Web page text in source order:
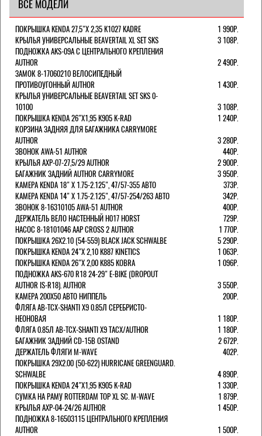
ВСЕ МОДЕЛИ
ПОКРЫШКА KENDA 27,5"Х 2,35 K1027 KADRE
1 990Р.
КРЫЛЬЯ УНИВЕРСАЛЬНЫЕ BEAVERTAIL XL SET SKS
3 108Р.
ПОДНОЖКА AKS-09A C ЦЕНТРАЛЬНОГО КРЕПЛЕНИЯ
AUTHOR
2 490Р.
ЗАМОК 8-17060210 ВЕЛОСИПЕДНЫЙ
ПРОТИВОУГОННЫЙ AUTHOR
1 430Р.
КРЫЛЬЯ УНИВЕРСАЛЬНЫЕ BEAVERTAIL SET SKS 0-
10100
3 108Р.
ПОКРЫШКА KENDA 26"Х1,95 K905 K-RAD
1 240Р.
КОРЗИНА ЗАДНЯЯ ДЛЯ БАГАЖНИКА CARRYMORE
AUTHOR
3 280Р.
ЗВОНОК AWA-51 AUTHOR
440Р.
КРЫЛЬЯ AXP-07-27,5/29 AUTHOR
2 900Р.
БАГАЖНИК ЗАДНИЙ AUTHOR CARRYMORE
3 950Р.
КАМЕРА KENDA 18" Х 1.75-2.125", 47/57-355 АВТО
373Р.
КАМЕРА KENDA 14" Х 1.75-2.125", 47/57-254/263 АВТО
342Р.
ЗВОНОК 8-16310105 AWA-51 AUTHOR
400Р.
ДЕРЖАТЕЛЬ ВЕЛО НАСТЕННЫЙ H017 HORST
729Р.
НАСОС 8-18101046 AAP CROSS 2 AUTHOR
1 770Р.
ПОКРЫШКА 26X2.10 (54-559) BLACK JACK SCHWALBE
5 290Р.
ПОКРЫШКА KENDA 24"Х 2,10 K887 KINETICS
1 063Р.
ПОКРЫШКА KENDA 26"Х 2,00 K885 KOBRA
1 096Р.
ПОДНОЖКА AKS-670 R18 24-29" E-BIKE (DROPOUT
AUTHOR IS-R18). AUTHOR
3 550Р.
КАМЕРА 200Х50 АВТО НИППЕЛЬ
200Р.
ФЛЯГА AB-TCX-SHANTI X9 0.85Л СЕРЕБРИСТО-
НЕОНОВАЯ
1 180Р.
ФЛЯГА 0.85Л AB-TCX-SHANTI X9 TACX/AUTHOR
1 180Р.
БАГАЖНИК ЗАДНИЙ CD-15B OSTAND
2 672Р.
ДЕРЖАТЕЛЬ ФЛЯГИ M-WAVE
402Р.
ПОКРЫШКА 29X2.00 (50-622) HURRICANE GREENGUARD.
SCHWALBE
4 890Р.
ПОКРЫШКА KENDA 24"Х1,95 K905 K-RAD
1 330Р.
СУМКА НА РАМУ ROTTERDAM TOP XL SC. M-WAVE
1 879Р.
КРЫЛЬЯ AXP-04-24/26 AUTHOR
1 450Р.
ПОДНОЖКА 8-16503115 ЦЕНТРАЛЬНОГО КРЕПЛЕНИЯ
AUTHOR
1 500Р.